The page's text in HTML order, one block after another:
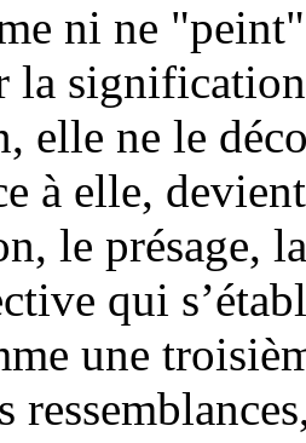
ni ne
la signification
elle ne le
à elle,
le présage,
qui
une